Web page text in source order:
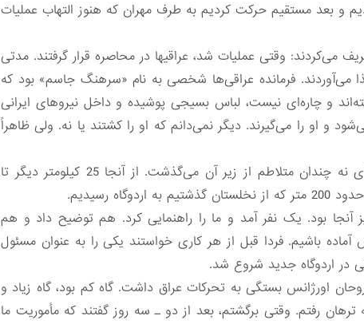
و بعد مستقیم حرکت کردیم به طرف مهران که هنوز التهاب عملیات
عملیات کرده بودند. تعریف می‌کردند: وقتی عملیات شد، عراقیها در محاصره قرار گرفتند. مدتی
می‌آوردند. فرمانده عراقی‌ها شخصی به نام «سرهنگ جاسم» بود که
و چاره‌ای نیست، لباس بسیجی پوشیده و داخل نیروهای ایرانی
و او را می‌گیرند. دیگر نمی‌دانم که او را کشتند یا نه. ولی ظاهراً
همان‌طوری که به طرف مهران در حرکت بودیم از پلی گذشتیم که رودخانه‌ای نه چندان متلاطم از زیر آن می‌گذشت. از آنجا 25 کیلومتر دیگر تا
ما نیز آنجا بود. یک نفر آمد و ما را راهنمایی کرد. هم توضیح داد و هم
باشیم. فردا قبل از هر کاری خواستند یکی را به عنوان مسئول
در اردوگاه جدید شروع شد.
اورژانس بستگی به تحرکات عراق داشت. گاه کم بود، گاه زیاد و
رفتم. وقتی برگشتم، بعد از دو ـ سه روز گفتند که مأموریت ما